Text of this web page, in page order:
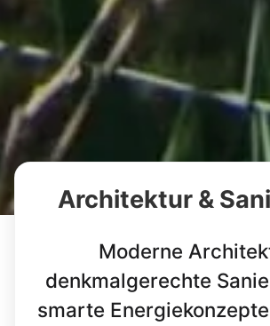
Architektur &
Moderne
denkmalgerechte
smarte